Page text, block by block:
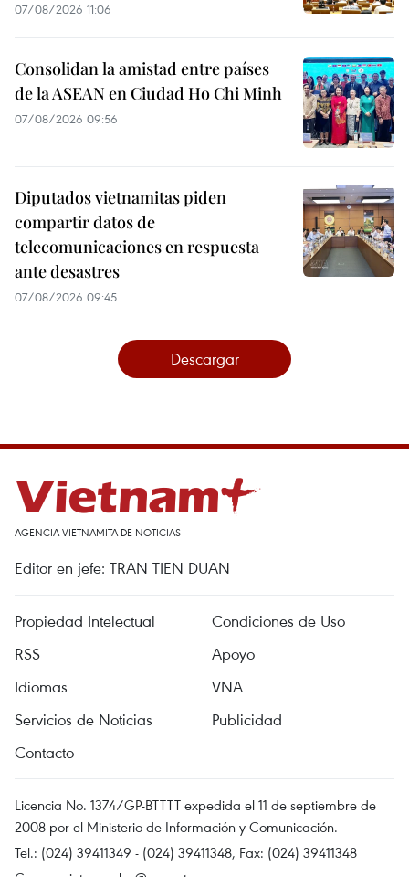
07/08/2026 11:06
Consolidan la amistad entre países
de la ASEAN en Ciudad Ho Chi Minh
07/08/2026 09:56
Diputados vietnamitas piden
compartir datos de
telecomunicaciones en respuesta
ante desastres
07/08/2026 09:45
Descargar
AGENCIA VIETNAMITA DE NOTICIAS
Editor en jefe: TRAN TIEN DUAN
Propiedad Intelectual
Condiciones de Uso
RSS
Apoyo
Idiomas
VNA
Servicios de Noticias
Publicidad
Contacto
Licencia No. 1374/GP-BTTTT expedida el 11 de septiembre de
2008 por el Ministerio de Información y Comunicación.
Tel.: (024) 39411349 - (024) 39411348, Fax: (024) 39411348